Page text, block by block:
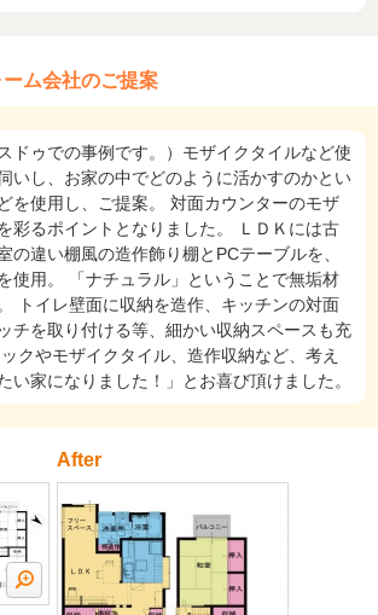
ーム会社のご提案
ドゥでの事例です。）モザイクタイルなど使
いし、お家の中でどのように活かすのかとい
を使用し、ご提案。 対面カウンターのモザ
彩るポイントとなりました。 ＬＤＫには古
の違い棚風の造作飾り棚とPCテーブルを、
使用。 「ナチュラル」ということで無垢材
トイレ壁面に収納を造作、キッチンの対面
チを取り付ける等、細かい収納スペースも充
クやモザイクタイル、造作収納など、考え
い家になりました！」とお喜び頂けました。
After